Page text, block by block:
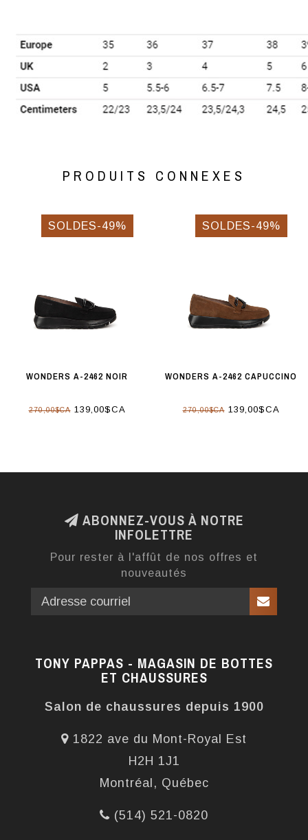
PRODUITS CONNEXES
SOLDES-49%
WONDERS A-2462 NOIR
270,00$CA139,00$CA
SOLDES-49%
WONDERS A-2462 CAPUCCINO
270,00$CA139,00$CA
ABONNEZ-VOUS À NOTRE
INFOLETTRE
Pour rester à l'affût de nos offres et
nouveautés
TONY PAPPAS - MAGASIN DE BOTTES
ET CHAUSSURES
Salon de chaussures depuis 1900
1822 ave du Mont-Royal Est
H2H 1J1
Montréal, Québec
(514) 521-0820